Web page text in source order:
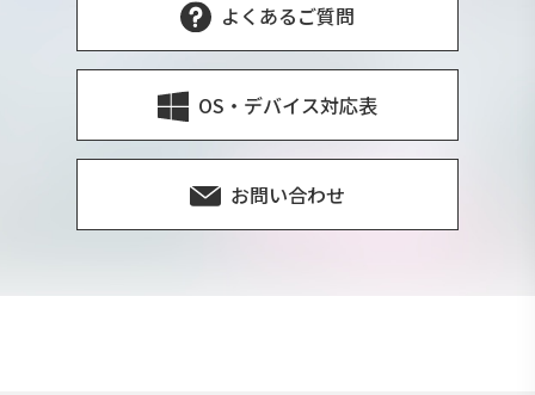
よくあるご質問
OS・デバイス対応表
お問い合わせ